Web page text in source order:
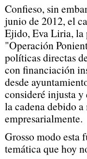
Confieso, sin
junio de 2012, el
Ejido, Eva Liria, la
"Operación
políticas directas
con financiación
desde
consideré injusta
la cadena debido
empresarialmente.
Grosso modo esta
temática que hoy